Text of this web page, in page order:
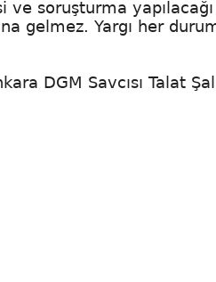
ve soruşturma
gelmez. Yargı her
DGM Savcısı Talat